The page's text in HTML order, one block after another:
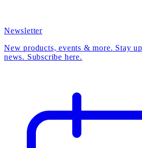
Newsletter
New products, events & more. Stay
news. Subscribe here.